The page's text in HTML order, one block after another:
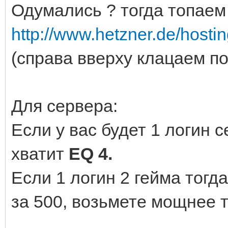
Одумались ? тогда
http://www.hetzner.de/
(справа вверху клацаем
Для сервера:
Если у вас будет 1 логин
хватит EQ 4.
Если 1 логин 2 гейма
за 500, возьмете мощнее